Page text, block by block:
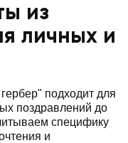
из
личных и
подходит для
поздравлений до
специфику
и